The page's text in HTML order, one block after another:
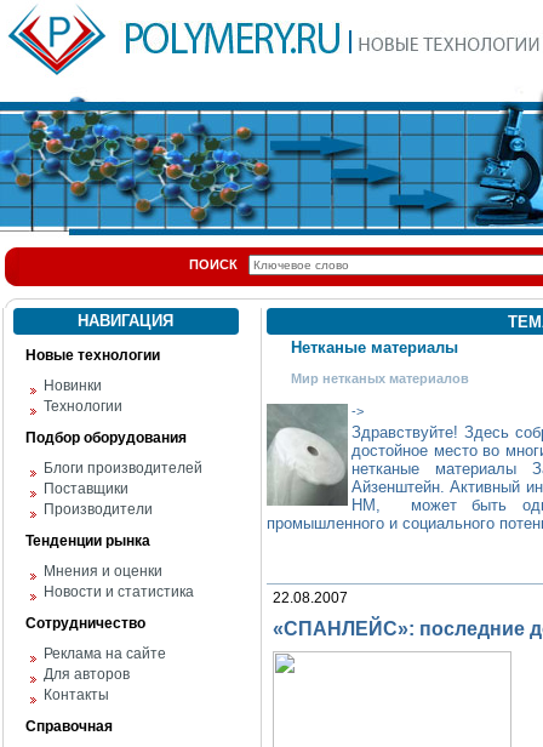
ПОИСК
НАВИГАЦИЯ
Новые технологии
Новинки
Технологии
Подбор оборудования
Блоги производителей
Поставщики
Производители
Тенденции рынка
Мнения и оценки
Новости и статистика
Сотрудничество
Реклама на сайте
Для авторов
Контакты
Справочная
Нетканые материалы
Мир нетканых материалов
->
Здравствуйте! Здесь
достойное место во
нетканые
Айзенштейн. Активный
НМ, может быть
промышленного и социального
22.08.2007
«СПАНЛЕЙС»: последние